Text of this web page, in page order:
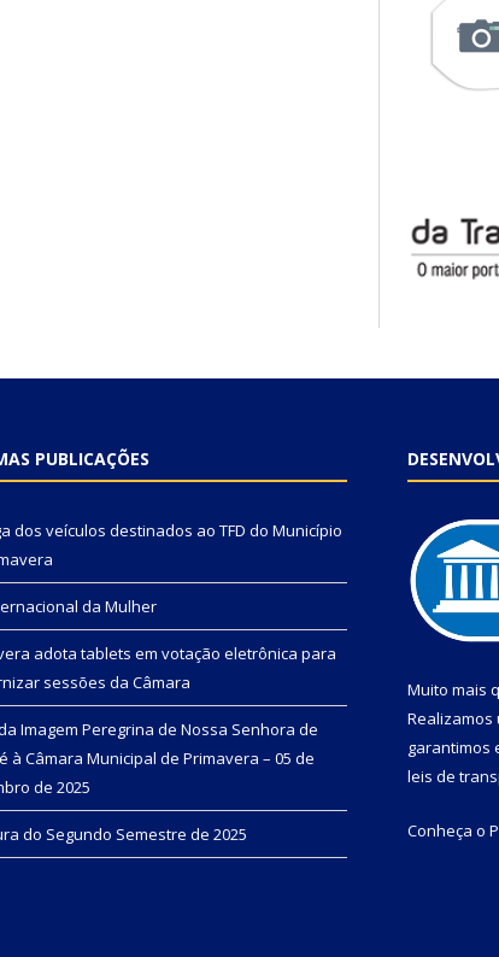
PUBLICAÇÕES
dos veículos destinados ao TFD do Município
da Mulher
adota tablets em votação eletrônica para
sessões da Câmara
Imagem Peregrina de Nossa Senhora de
à Câmara Municipal de Primavera – 05 de
de 2025
do Segundo Semestre de 2025
Muito mais
Realizamos
garantimos
leis de
Conheça o